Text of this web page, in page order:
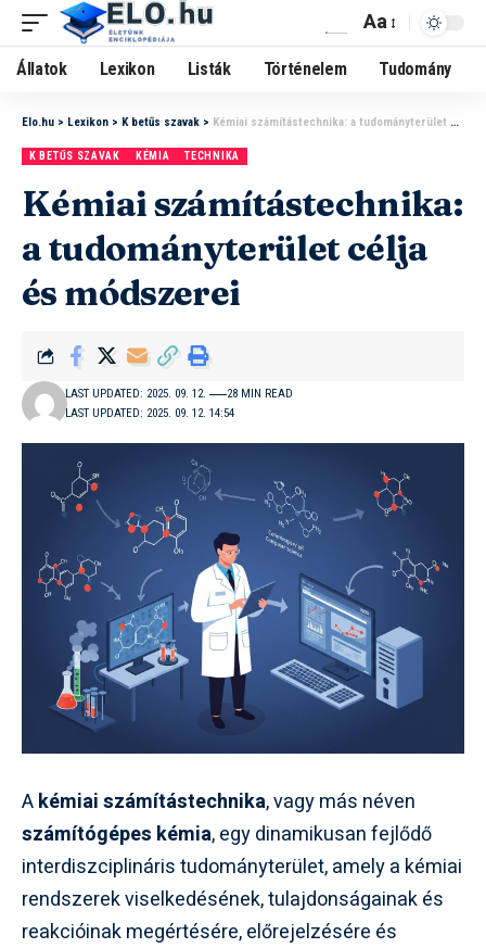
Aa
Állatok Lexikon Listák Történelem Tudomány
Elo.hu > Lexikon > K betűs szavak > Kémiai számítástechnika: a tudományterület célja és módszerei
K BETŰS SZAVAK KÉMIA TECHNIKA
Kémiai számítástechnika:
a tudományterület célja
és módszerei
LAST UPDATED: 2025. 09. 12. 14:54
LAST UPDATED: 2025. 09. 12. 28 MIN READ
Akémiai számítástechnika, vagy más néven
számítógépes kémia, egy dinamikusan fejlődő
interdiszciplináris tudományterület, amely a kémiai
rendszerek viselkedésének, tulajdonságainak és
reakcióinak megértésére, előrejelzésére és